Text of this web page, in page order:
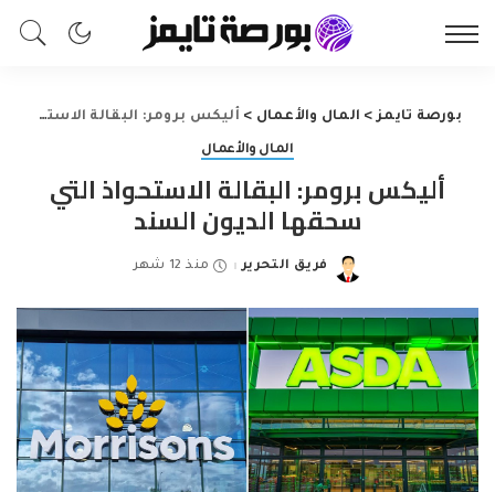
بورصة تايمز> المال والأعمال > أليكس برومر: البقالة الاستحواذ التي سحقها الديون السند
المال والأعمال
أليكس برومر: البقالة الاستحواذ التي
سحقها الديون السند
Posted
فريق التحرير منذ 12 شهر